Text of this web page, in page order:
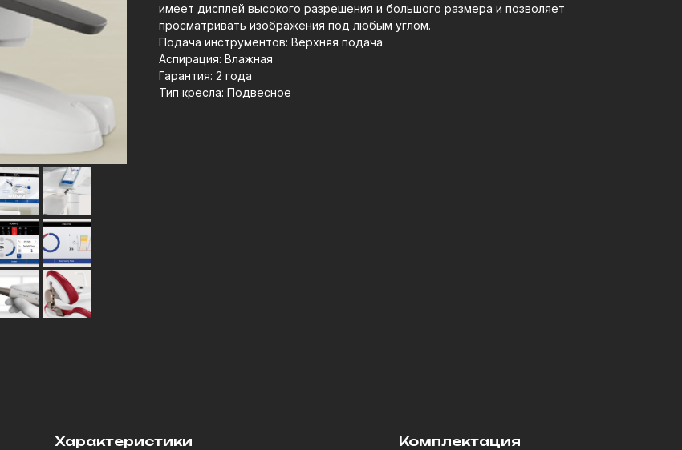
имеет дисплей высокого разрешения и большого размера и позволяет
просматривать изображения под любым углом.
Подача инструментов: Верхняя подача
Аспирация: Влажная
Гарантия: 2 года
Тип кресла: Подвесное
Характеристики Комплектация